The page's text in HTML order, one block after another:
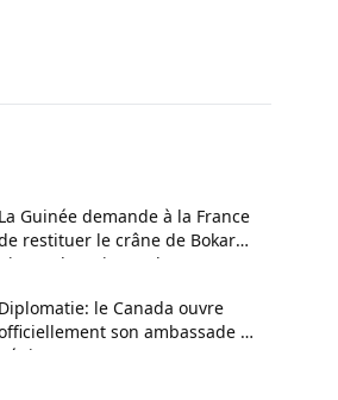
La Guinée demande à la France
restituer le crâne de Bokar
Biro et de trois proches
Diplomatie: le Canada ouvre
son ambassade au
Bénin